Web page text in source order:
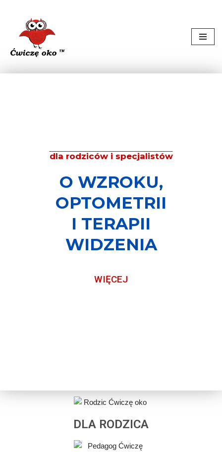
Przejdź
treści
dla rodziców i specjalistów
O WZROKU,
OPTOMETRII
I TERAPII
WIDZENIA
WIĘCEJ
DLA RODZICA